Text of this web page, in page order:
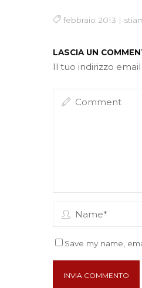
febbraio 2013 |
LASCIA UN
Il tuo indirizzo
Save my name,